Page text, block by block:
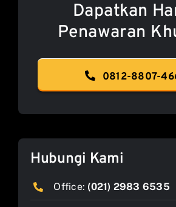
Dapatkan
Penawaran
0812-8807-
Hubungi Kami
Office: (021) 2983 6535